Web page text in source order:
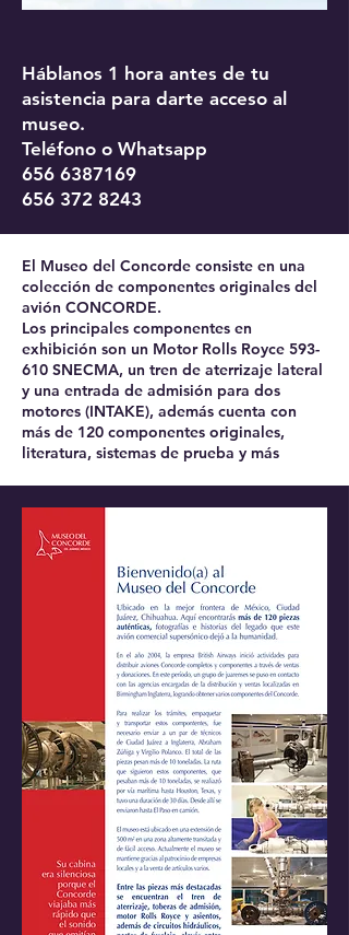
Háblanos 1 hora antes de tu
asistencia para darte acceso al
museo.
Teléfono o Whatsapp
656 6387169
656 372 8243
El Museo del Concorde consiste en una
colección de componentes originales del
avión CONCORDE.
Los principales componentes en
exhibición son un Motor Rolls Royce 593-
610 SNECMA, un tren de aterrizaje lateral
y una entrada de admisión para dos
motores (INTAKE), además cuenta con
más de 120 componentes originales,
literatura, sistemas de prueba y más